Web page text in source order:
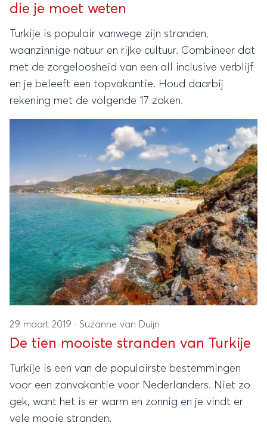
die je moet weten
Turkije is populair vanwege zijn stranden,
waanzinnige natuur en rijke cultuur. Combineer dat
met de zorgeloosheid van een all inclusive verblijf
en je beleeft een topvakantie. Houd daarbij
rekening met de volgende 17 zaken.
29 maart 2019 · Suzanne van Duijn
De tien mooiste stranden van Turkije
Turkije is een van de populairste bestemmingen
voor een zonvakantie voor Nederlanders. Niet zo
gek, want het is er warm en zonnig en je vindt er
vele mooie stranden.